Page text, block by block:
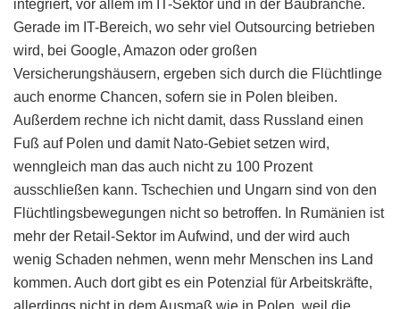
integriert, vor allem im IT-Sektor und in der Baubranche.
Gerade im IT-Bereich, wo sehr viel Outsourcing betrieben
wird, bei Google, Amazon oder großen
Versicherungshäusern, ergeben sich durch die Flüchtlinge
auch enorme Chancen, sofern sie in Polen bleiben.
Außerdem rechne ich nicht damit, dass Russland einen
Fuß auf Polen und damit Nato-Gebiet setzen wird,
wenngleich man das auch nicht zu 100 Prozent
ausschließen kann. Tschechien und Ungarn sind von den
Flüchtlingsbewegungen nicht so betroffen. In Rumänien ist
mehr der Retail-Sektor im Aufwind, und der wird auch
wenig Schaden nehmen, wenn mehr Menschen ins Land
kommen. Auch dort gibt es ein Potenzial für Arbeitskräfte,